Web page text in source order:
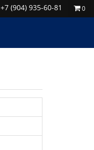
+7 (904) 935-60-81 0